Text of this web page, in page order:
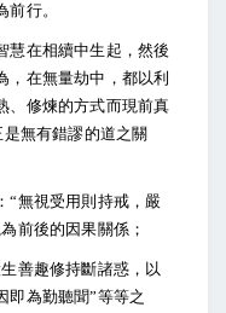
行。
慧在相續中生起，然後
，在無量劫中，都以利
、修煉的方式而現前真
無有錯謬的道之關
“無視受用則持戒，嚴
前後的因果關係；
善趣修持斷諸惑，以
即為勤聽聞”等等之